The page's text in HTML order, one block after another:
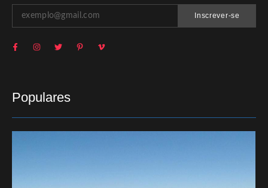
Inscrever-se
Populares